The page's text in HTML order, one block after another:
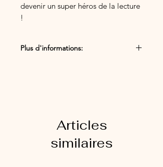
devenir un super héros de la lecture
!
ses états.
Plus d'informations:
Articles
similaires